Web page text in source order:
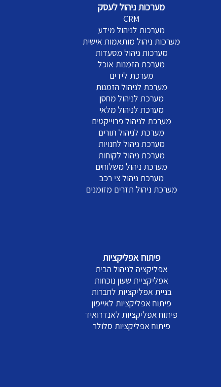
מערכות ניהול לעסק
CRM
מערכות לניהול מידע
מערכות ניהול מותאמות אישית
מערכות ניהול מסעדות
מערכת הזמנות אוכל
מערכת לידים
מערכת לניהול הזמנות
מערכת לניהול מחסן
מערכת לניהול מלאי
מערכת לניהול פרוייקטים
מערכת לניהול תורים
מערכת ניהול לחנויות
מערכת ניהול לקוחות
מערכת ניהול משלוחים
מערכת ניהול צי רכב
מערכת ניהול תזרים מזומנים
פיתוח אפליקציות
אפליקציה לניהול הבית
אפליקציית שעון נוכחות
בניית אפליקציות לחברות
פיתוח אפליקציות לאייפון
פיתוח אפליקציות לאנדרואיד
פיתוח אפליקציות סלולר